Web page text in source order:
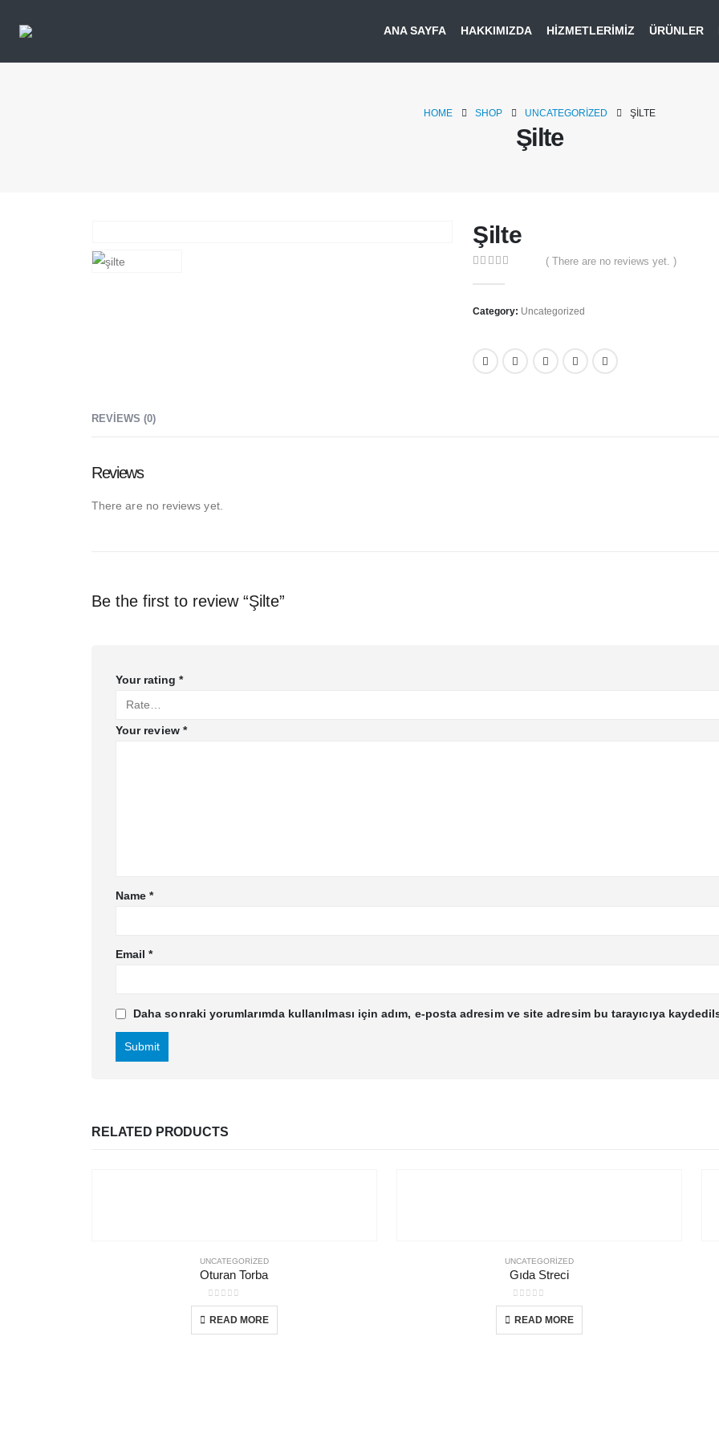
ANA SAYFA HAKKIMIZDA HIZMETLERIMIZ ÜRÜNLER
HOME SHOP UNCATEGORIZED ŞILTE
Şilte
Şilte
( There are no reviews yet. )
Category: Uncategorized
REVIEWS (0)
Reviews
There are no reviews yet.
Be the first to review “Şilte”
Your rating *
Your review *
Name*
Email*
Daha sonraki yorumlarımda kullanılması için adım, e-posta adresim ve site adresim bu tarayıcıya
RELATED PRODUCTS
UNCATEGORIZED
Oturan Torba
0out of 5
READ MORE
UNCATEGORIZED
Gıda Streci
0out of 5
READ MORE